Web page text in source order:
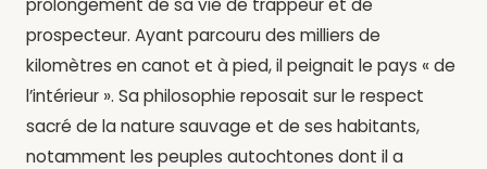
prolongement de sa vie de trappeur et de
prospecteur. Ayant parcouru des milliers de
kilomètres en canot et à pied, il peignait le pays « de
l’intérieur ». Sa philosophie reposait sur le respect
sacré de la nature sauvage et de ses habitants,
notamment les peuples autochtones dont il a